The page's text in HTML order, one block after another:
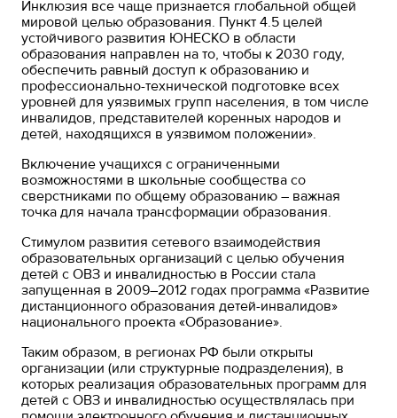
Инклюзия все чаще признается глобальной общей
мировой целью образования. Пункт 4.5 целей
устойчивого развития ЮНЕСКО в области
образования направлен на то, чтобы к 2030 году,
обеспечить равный доступ к образованию и
профессионально-технической подготовке всех
уровней для уязвимых групп населения, в том числе
инвалидов, представителей коренных народов и
детей, находящихся в уязвимом положении».
Включение учащихся с ограниченными
возможностями в школьные сообщества со
сверстниками по общему образованию – важная
точка для начала трансформации образования.
Стимулом развития сетевого взаимодействия
образовательных организаций с целью обучения
детей с ОВЗ и инвалидностью в России стала
запущенная в 2009–2012 годах программа «Развитие
дистанционного образования детей-инвалидов»
национального проекта «Образование».
Таким образом, в регионах РФ были открыты
организации (или структурные подразделения), в
которых реализация образовательных программ для
детей с ОВЗ и инвалидностью осуществлялась при